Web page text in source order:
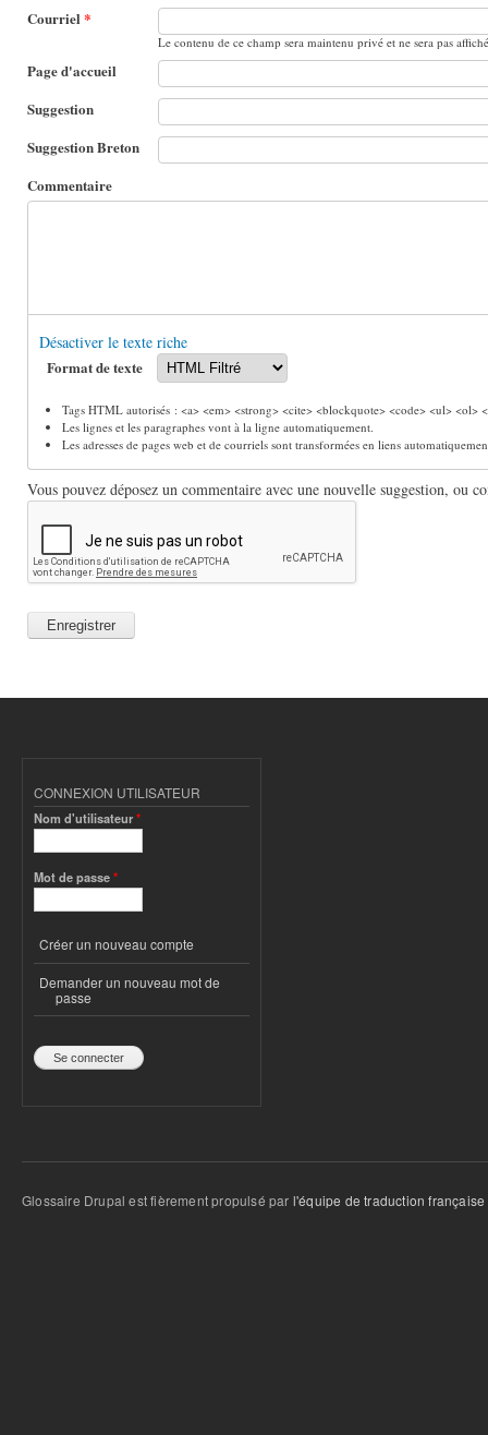
Courriel *
Le contenu de ce champ sera maintenu privé et ne sera pas
Page d'accueil
Suggestion
Suggestion Breton
Commentaire
Désactiver le texte riche
Format de texte
Tags HTML autorisés : <a> <em> <strong> <cite> <blockquote> <code> <ul>
Les lignes et les paragraphes vont à la ligne automatiquement.
Les adresses de pages web et de courriels sont transformées en liens
Vous pouvez déposez un commentaire avec une nouvelle suggestion, ou
CONNEXION UTILISATEUR
Nom d'utilisateur*
Mot de passe*
Créer un nouveau compte
Demander un nouveau mot de
passe
Glossaire Drupal est fièrement propulsé par l'équipe de traduction française